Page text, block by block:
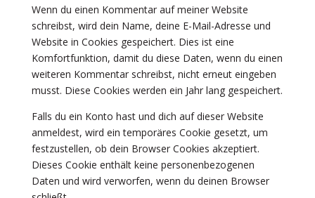
Wenn du einen Kommentar auf meiner Website
schreibst, wird dein Name, deine E-Mail-Adresse und
Website in Cookies gespeichert. Dies ist eine
Komfortfunktion, damit du diese Daten, wenn du einen
weiteren Kommentar schreibst, nicht erneut eingeben
musst. Diese Cookies werden ein Jahr lang gespeichert.
Falls du ein Konto hast und dich auf dieser Website
anmeldest, wird ein temporäres Cookie gesetzt, um
festzustellen, ob dein Browser Cookies akzeptiert.
Dieses Cookie enthält keine personenbezogenen
Daten und wird verworfen, wenn du deinen Browser